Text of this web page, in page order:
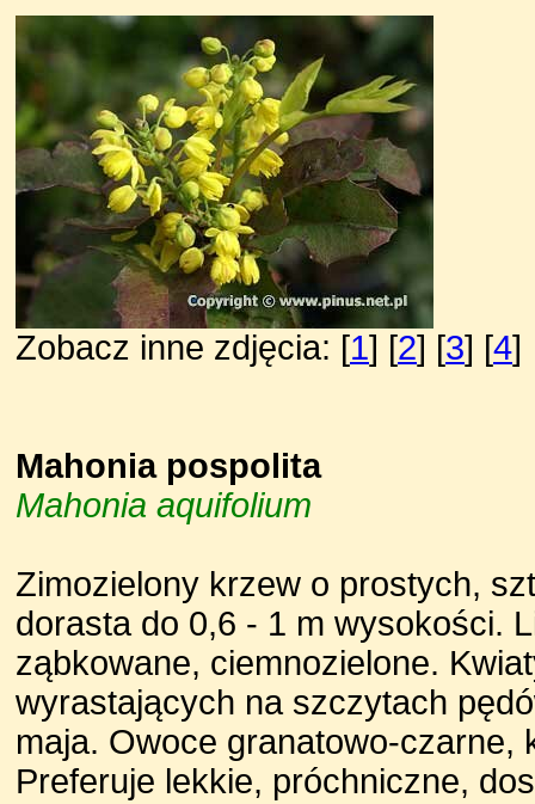
Zobacz inne zdjęcia: [1] [2] [3] [4]
Mahonia pospolita
Mahonia aquifolium
Zimozielony krzew o prostych,
dorasta do 0,6 - 1 m wysokości.
ząbkowane, ciemnozielone.
wyrastających na szczytach
maja. Owoce granatowo-czarne,
Preferuje lekkie, próchniczne,